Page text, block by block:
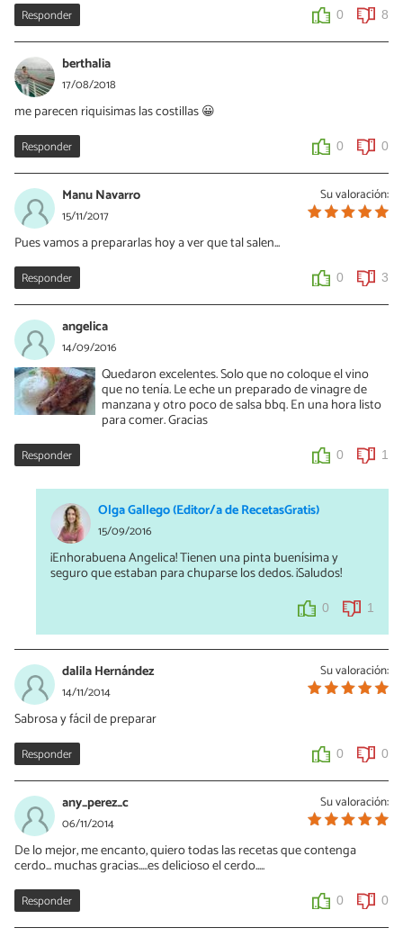
Responder 0 8
berthalia
17/08/2018
me parecen riquisimas las costillas 😀
Responder 0 0
Su valoración:
Manu Navarro
15/11/2017
Pues vamos a prepararlas hoy a ver que tal salen...
Responder 0 3
angelica
14/09/2016
Quedaron excelentes. Solo que no coloque el vino
que no tenía. Le eche un preparado de vinagre de
manzana y otro poco de salsa bbq. En una hora listo
para comer. Gracias
Responder 0 1
Olga Gallego (Editor/a de RecetasGratis)
15/09/2016
¡Enhorabuena Angelica! Tienen una pinta buenísima y
seguro que estaban para chuparse los dedos. ¡Saludos!
0 1
Su valoración:
dalila Hernández
14/11/2014
Sabrosa y fácil de preparar
Responder 0 0
Su valoración:
any_perez_c
06/11/2014
De lo mejor, me encanto, quiero todas las recetas que contenga
cerdo... muchas gracias.....es delicioso el cerdo.....
Responder 0 0